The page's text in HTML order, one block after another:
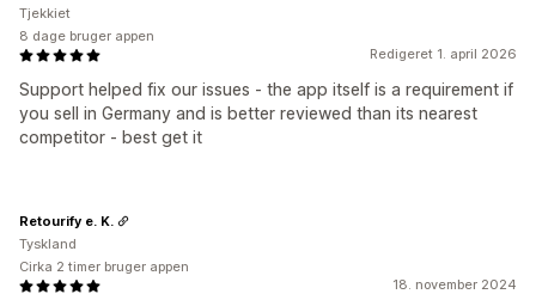
Redigeret 1. april 2026
Support helped fix our issues - the app itself is a requirement if
you sell in Germany and is better reviewed than its nearest
competitor - best get it
Tjekkiet
8 dage bruger appen
18. november 2024
Retourify e. K.
Tyskland
Cirka 2 timer bruger appen